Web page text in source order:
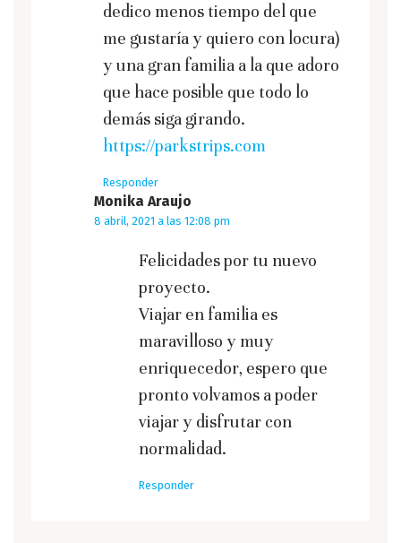
dedico menos tiempo del que
me gustaría y quiero con locura)
y una gran familia a la que adoro
que hace posible que todo lo
demás siga girando.
https://parkstrips.com
Responder
Monika Araujo
8 abril, 2021 a las 12:08 pm
Felicidades por tu nuevo
proyecto.
Viajar en familia es
maravilloso y muy
enriquecedor, espero que
pronto volvamos a poder
viajar y disfrutar con
normalidad.
Responder